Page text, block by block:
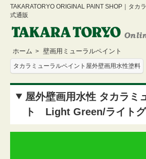
TAKARATORYO ORIGINAL PAINT SHOP｜タカ
式通販
ホーム > 壁画用ミューラルペイント
タカラミューラルペイント屋外壁画用水性塗料
屋外壁画用水性 タカラミ
ト Light Green/ライト